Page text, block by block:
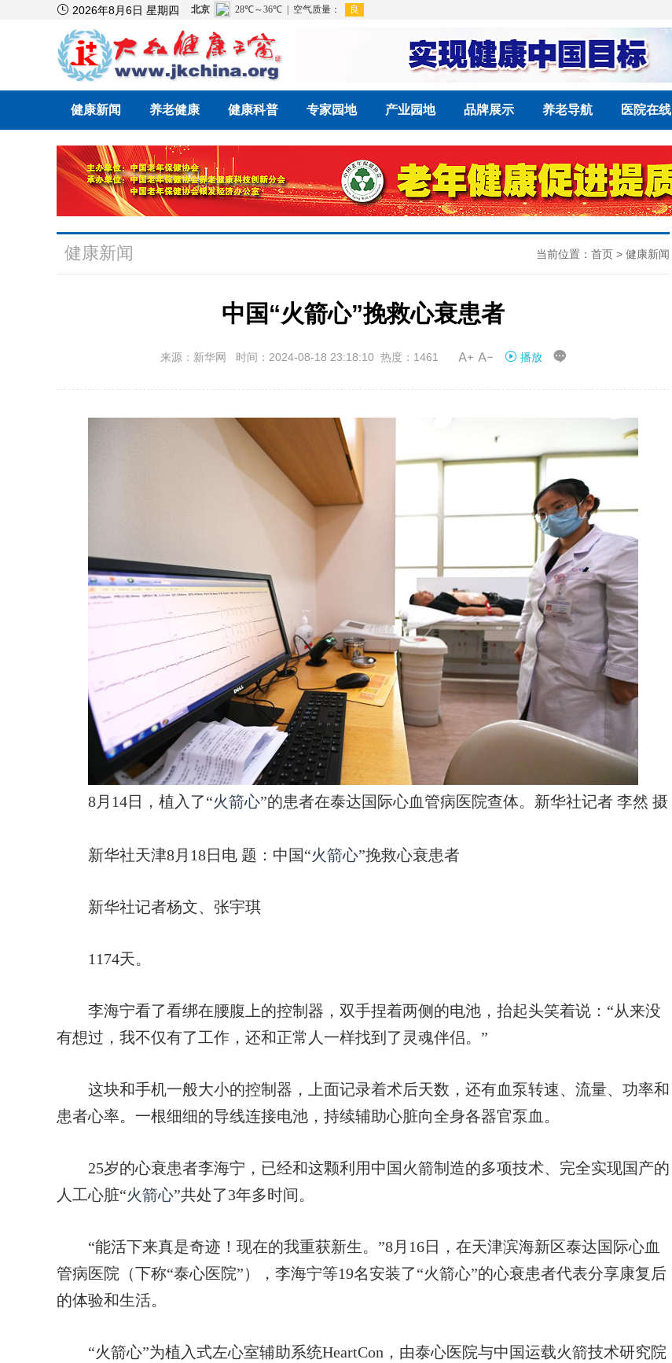
 2026年8月6日 星期四
健康新闻 养老健康 健康科普 专家园地 产业园地 品牌展示 养老导航 医院在线
健康新闻 当前位置： 首页 > 健康新闻
中国“火箭心”挽救心衰患者
来源：新华网 时间：2024-08-18 23:18:10 热度：1461  播放 
8月14日，植入了“火箭心”的患者在泰达国际心血管病医院查体。新华社记者 李然 摄
新华社天津8月18日电 题：中国“火箭心”挽救心衰患者
新华社记者杨文、张宇琪
1174天。
李海宁看了看绑在腰腹上的控制器，双手捏着两侧的电池，抬起头笑着说：“从来没
有想过，我不仅有了工作，还和正常人一样找到了灵魂伴侣。”
这块和手机一般大小的控制器，上面记录着术后天数，还有血泵转速、流量、功率和
患者心率。一根细细的导线连接电池，持续辅助心脏向全身各器官泵血。
25岁的心衰患者李海宁，已经和这颗利用中国火箭制造的多项技术、完全实现国产的
人工心脏“火箭心”共处了3年多时间。
“能活下来真是奇迹！现在的我重获新生。”8月16日，在天津滨海新区泰达国际心血
管病医院（下称“泰心医院”），李海宁等19名安装了“火箭心”的心衰患者代表分享康复后
的体验和生活。
“火箭心”为植入式左心室辅助系统HeartCon，由泰心医院与中国运载火箭技术研究院